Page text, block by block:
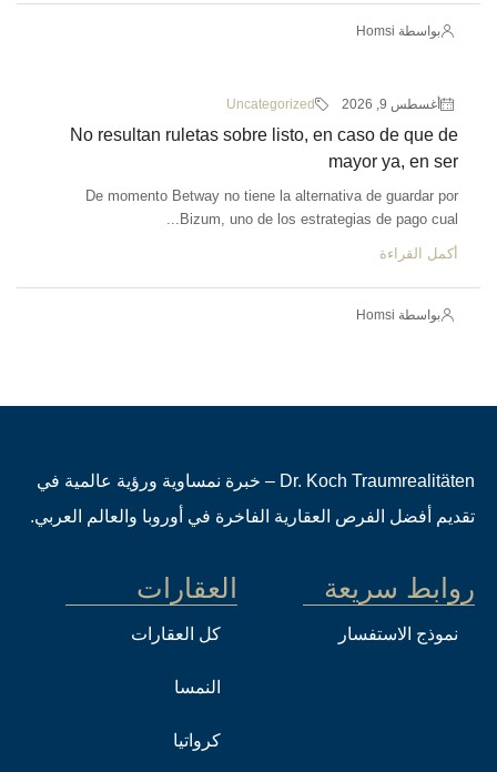
بواسطة Homsi
أغسطس 9, 2026 Uncategorized
No resultan ruletas sobre listo, en caso de que de
mayor ya, en ser
De momento Betway no tiene la alternativa de guardar por
Bizum, uno de los estrategias de pago cual...
أكمل القراءة
بواسطة Homsi
Dr. Koch Traumrealitäten – خبرة نمساوية ورؤية عالمية في
تقديم أفضل الفرص العقارية الفاخرة في أوروبا والعالم العربي.
روابط سريعة
نموذج الاستفسار
العقارات
كل العقارات
النمسا
كرواتيا